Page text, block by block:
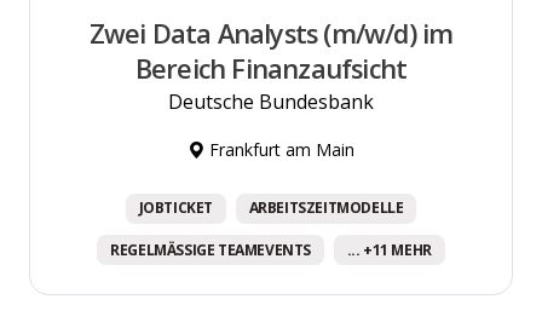
Zwei Data Analysts (m/w/d) im
Bereich Finanzaufsicht
Deutsche Bundesbank
Frankfurt am Main
JOBTICKET ARBEITSZEITMODELLE
REGELMÄSSIGE TEAMEVENTS ... +11 MEHR